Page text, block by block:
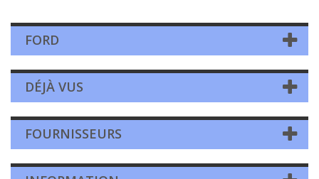
FORD
DÉJÀ VUS
FOURNISSEURS